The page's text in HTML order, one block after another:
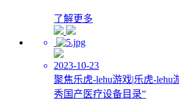
了解更多
2023-10-23
聚焦乐虎-lehu游戏|乐虎-lehu
秀国产医疗设备目录”